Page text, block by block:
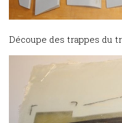
Découpe des trappes du